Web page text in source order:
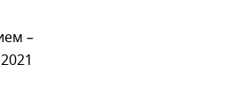
–